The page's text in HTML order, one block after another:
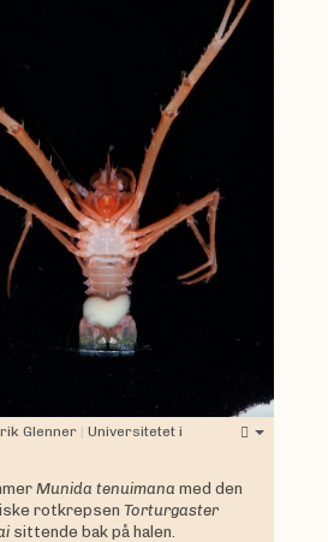
Glenner | Universitetet i
Munida tenuimana med den
rotkrepsen Torturgaster
sittende bak på halen.